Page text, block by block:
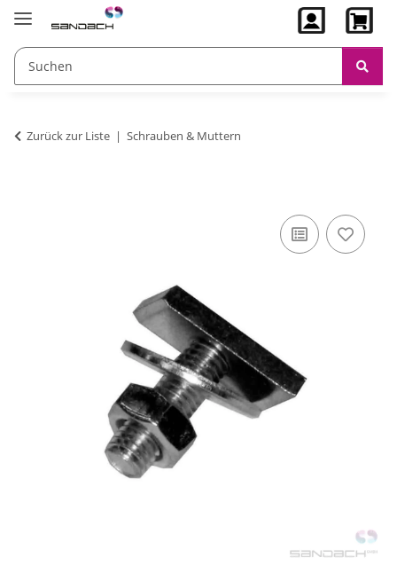
Zurück zur Liste Schrauben & Muttern